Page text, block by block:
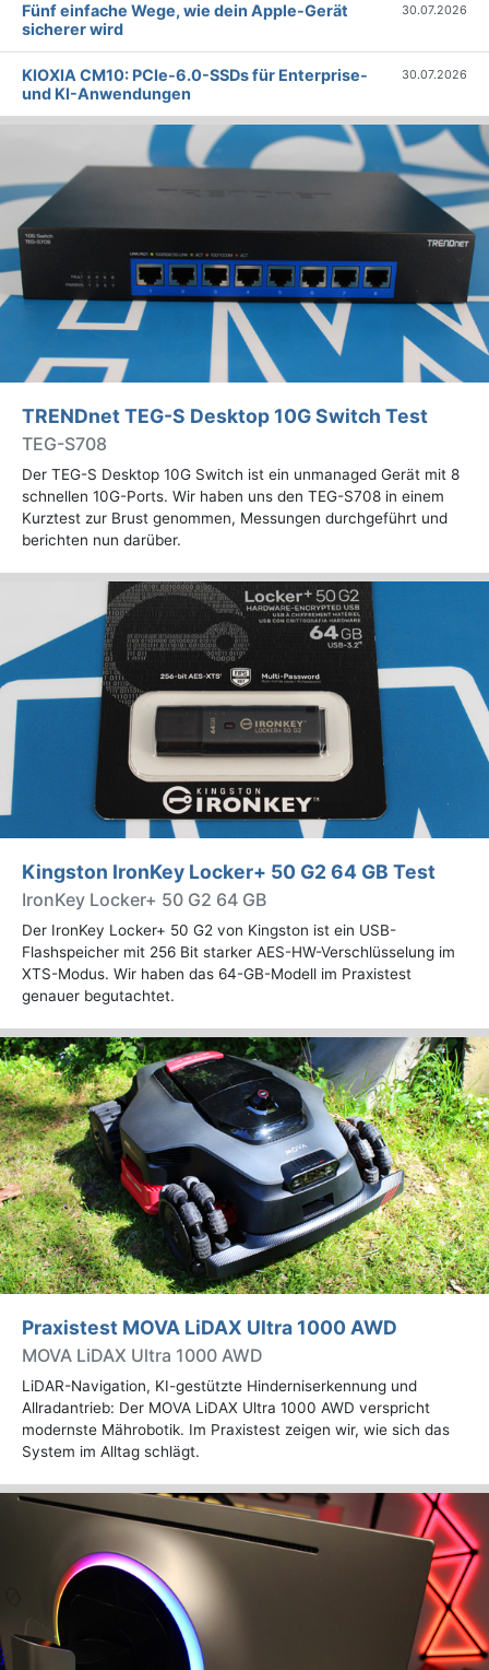
Fünf einfache Wege, wie dein Apple-Gerät
sicherer wird
30.07.2026
KIOXIA CM10: PCIe-6.0-SSDs für Enterprise-
und KI-Anwendungen
30.07.2026
TRENDnet TEG-S Desktop 10G Switch Test
TEG-S708
Der TEG-S Desktop 10G Switch ist ein unmanaged Gerät mit 8
schnellen 10G-Ports. Wir haben uns den TEG-S708 in einem
Kurztest zur Brust genommen, Messungen durchgeführt und
berichten nun darüber.
Kingston IronKey Locker+ 50 G2 64 GB Test
IronKey Locker+ 50 G2 64 GB
Der IronKey Locker+ 50 G2 von Kingston ist ein USB-
Flashspeicher mit 256 Bit starker AES-HW-Verschlüsselung im
XTS-Modus. Wir haben das 64-GB-Modell im Praxistest
genauer begutachtet.
Praxistest MOVA LiDAX Ultra 1000 AWD
MOVA LiDAX Ultra 1000 AWD
LiDAR-Navigation, KI-gestützte Hinderniserkennung und
Allradantrieb: Der MOVA LiDAX Ultra 1000 AWD verspricht
modernste Mährobotik. Im Praxistest zeigen wir, wie sich das
System im Alltag schlägt.